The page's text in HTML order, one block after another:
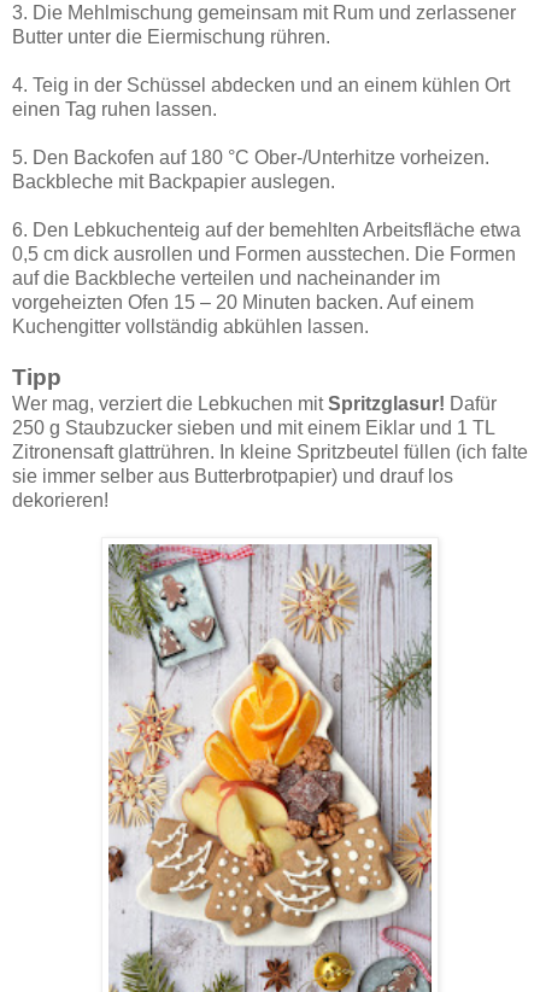
3. Die Mehlmischung gemeinsam mit Rum und zerlassener
Butter unter die Eiermischung rühren.
4. Teig in der Schüssel abdecken und an einem kühlen Ort
einen Tag ruhen lassen.
5. Den Backofen auf 180 °C Ober-/Unterhitze vorheizen.
Backbleche mit Backpapier auslegen.
6. Den Lebkuchenteig auf der bemehlten Arbeitsfläche etwa
0,5 cm dick ausrollen und Formen ausstechen. Die Formen
auf die Backbleche verteilen und nacheinander im
vorgeheizten Ofen 15 – 20 Minuten backen. Auf einem
Kuchengitter vollständig abkühlen lassen.
Tipp
Wer mag, verziert die Lebkuchen mitSpritzglasur! Dafür
250 g Staubzucker sieben und mit einem Eiklar und 1 TL
Zitronensaft glattrühren. In kleine Spritzbeutel füllen (ich falte
sie immer selber aus Butterbrotpapier) und drauf los
dekorieren!